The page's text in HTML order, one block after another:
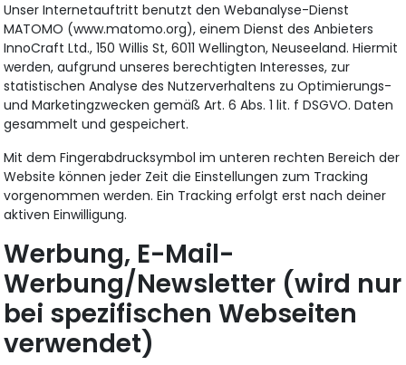
Unser Internetauftritt benutzt den Webanalyse-Dienst
MATOMO (www.matomo.org), einem Dienst des Anbieters
InnoCraft Ltd., 150 Willis St, 6011 Wellington, Neuseeland. Hiermit
werden, aufgrund unseres berechtigten Interesses, zur
statistischen Analyse des Nutzerverhaltens zu Optimierungs-
und Marketingzwecken gemäß Art. 6 Abs. 1 lit. f DSGVO. Daten
gesammelt und gespeichert.
Mit dem Fingerabdrucksymbol im unteren rechten Bereich der
Website können jeder Zeit die Einstellungen zum Tracking
vorgenommen werden. Ein Tracking erfolgt erst nach deiner
aktiven Einwilligung.
Werbung, E-Mail-
Werbung/Newsletter (wird nur
bei spezifischen Webseiten
verwendet)